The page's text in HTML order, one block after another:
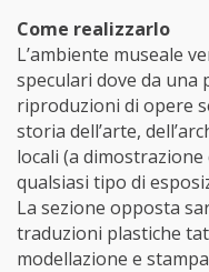
Come realizzarlo
L’ambiente museale
speculari dove da
riproduzioni di opere
storia dell’arte,
locali (a dimostrazione
qualsiasi tipo di
La sezione opposta
traduzioni plastiche
modellazione e